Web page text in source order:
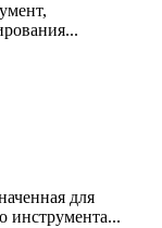
для
инструмента...